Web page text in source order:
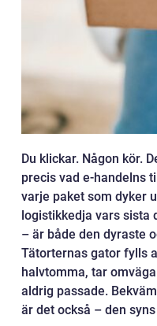
Du klickar. Någon kör.
precis vad e-handelns
varje paket som dyker
logistikkedja vars sista
– är både den dyraste
Tätorternas gator fylls
halvtomma, tar
aldrig passade.
är det också – den